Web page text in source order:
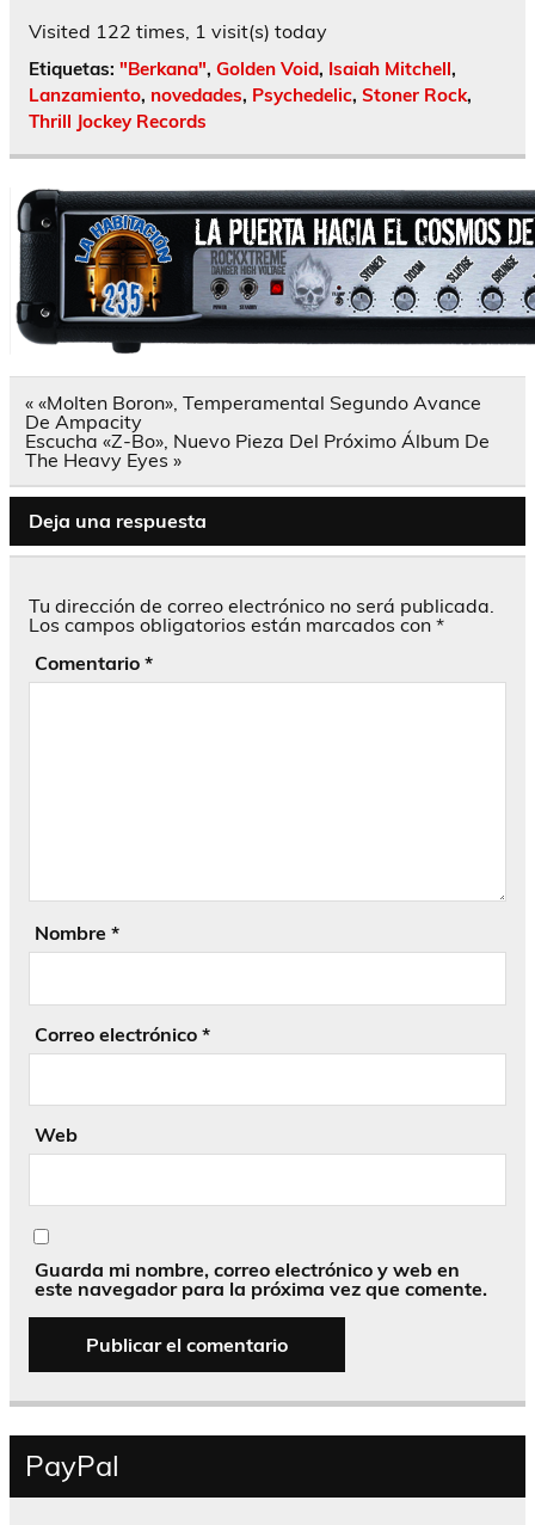
Visited 122 times, 1 visit(s) today
Etiquetas: "Berkana", Golden Void, Isaiah Mitchell,
Lanzamiento, novedades, Psychedelic, Stoner Rock,
Thrill Jockey Records
Navegación
de
entradas
« «Molten Boron», Temperamental Segundo Avance
De Ampacity
Escucha «Z-Bo», Nuevo Pieza Del Próximo Álbum De
The Heavy Eyes »
Deja una respuesta
Tu dirección de correo electrónico no será publicada.
Los campos obligatorios están marcados con *
Comentario *
Nombre *
Correo electrónico *
Web
Guarda mi nombre, correo electrónico y web en
este navegador para la próxima vez que comente.
PayPal